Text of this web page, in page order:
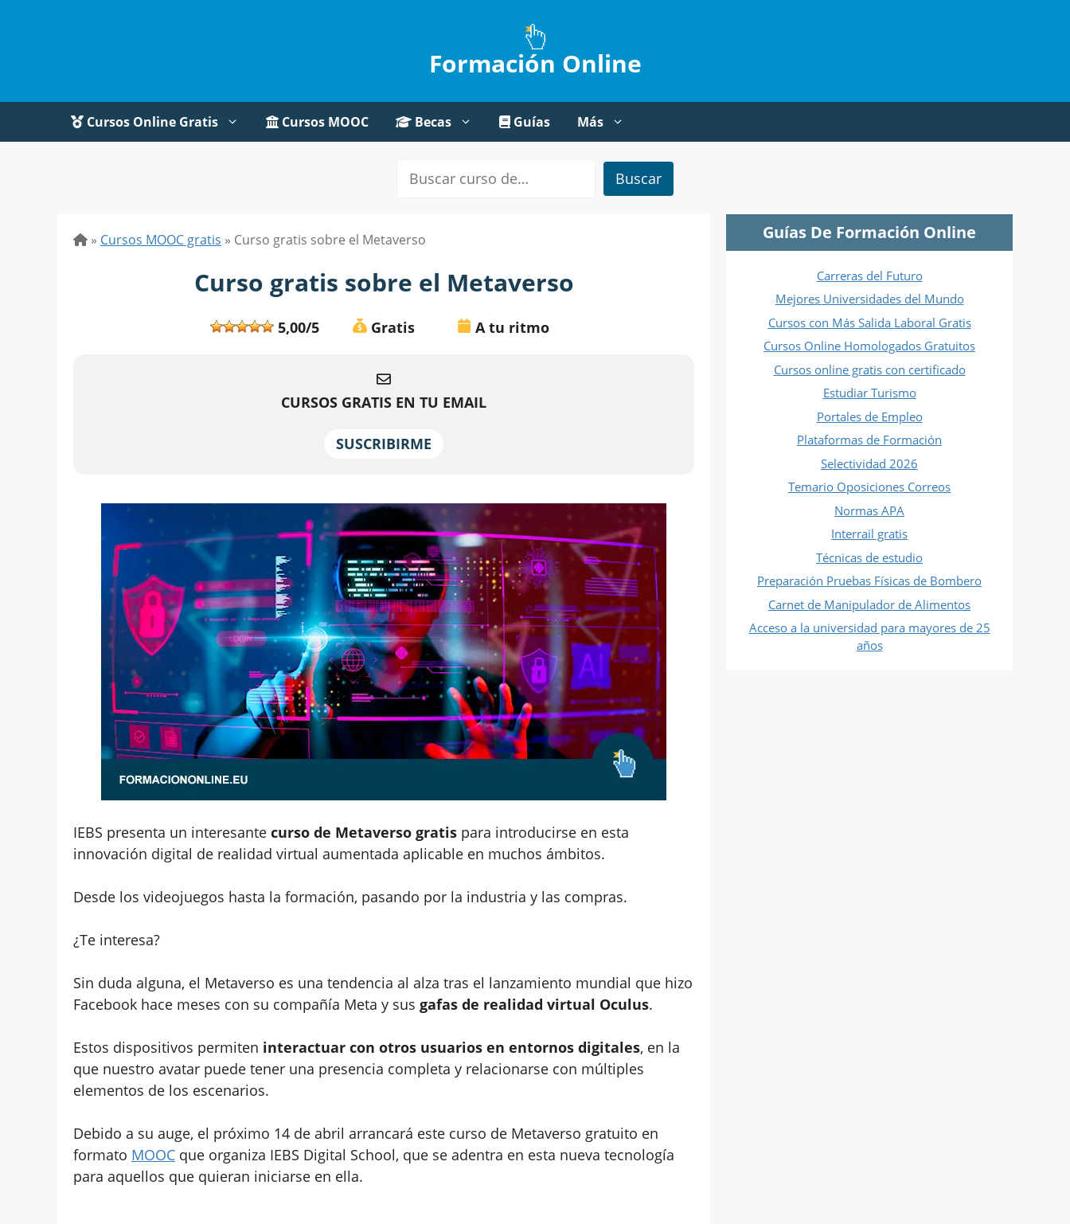
Formación Online
Cursos Online Gratis Cursos MOOC Becas Guías Más
Buscar
» Cursos MOOC gratis » Curso gratis sobre el Metaverso
Curso gratis sobre el Metaverso
5,00/5 Gratis A tu ritmo
CURSOS GRATIS EN TU EMAIL
SUSCRIBIRME
IEBS presenta un interesante curso de Metaverso gratis para introducirse en esta
innovación digital de realidad virtual aumentada aplicable en muchos ámbitos.
Desde los videojuegos hasta la formación, pasando por la industria y las compras.
¿Te interesa?
Sin duda alguna, el Metaverso es una tendencia al alza tras el lanzamiento mundial que hizo
Facebook hace meses con su compañía Meta y sus gafas de realidad virtual Oculus.
Estos dispositivos permiten interactuar con otros usuarios en entornos digitales, en la
que nuestro avatar puede tener una presencia completa y relacionarse con múltiples
elementos de los escenarios.
Debido a su auge, el próximo 14 de abril arrancará este curso de Metaverso gratuito en
formato MOOC que organiza IEBS Digital School, que se adentra en esta nueva tecnología
para aquellos que quieran iniciarse en ella.
Guías De Formación Online
Carreras del Futuro
Mejores Universidades del Mundo
Cursos con Más Salida Laboral Gratis
Cursos Online Homologados Gratuitos
Cursos online gratis con certificado
Estudiar Turismo
Portales de Empleo
Plataformas de Formación
Selectividad 2026
Temario Oposiciones Correos
Normas APA
Interrail gratis
Técnicas de estudio
Preparación Pruebas Físicas de Bombero
Carnet de Manipulador de Alimentos
Acceso a la universidad para mayores de 25
años